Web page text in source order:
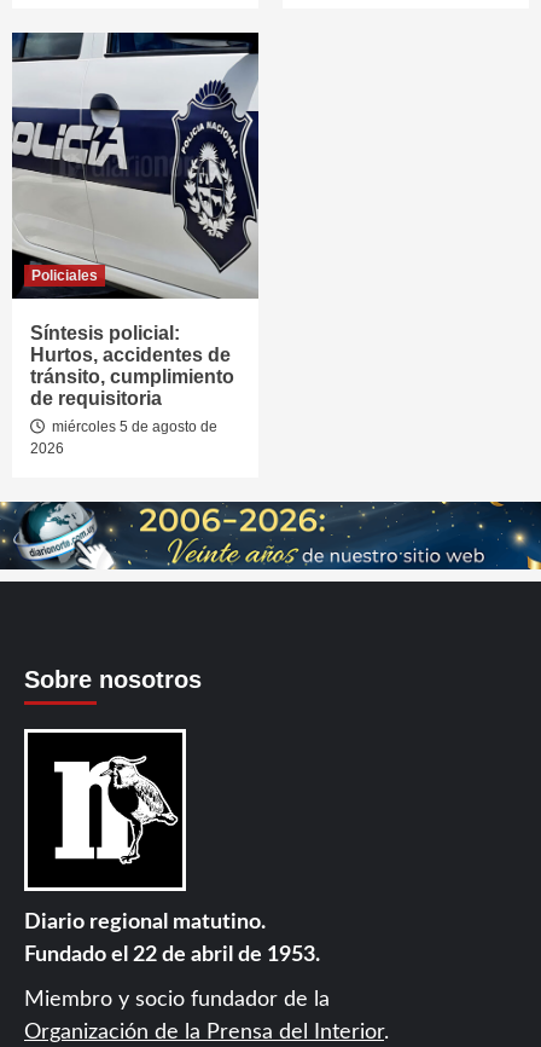
Policiales
Síntesis policial:
Hurtos, accidentes de
tránsito, cumplimiento
de requisitoria
miércoles 5 de agosto de
2026
Sobre nosotros
Diario regional matutino.
Fundado el 22 de abril de 1953.
Miembro y socio fundador de la
Organización de la Prensa del Interior.